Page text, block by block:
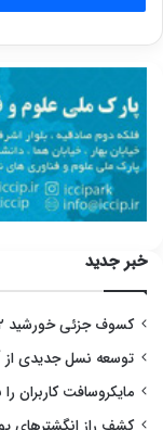
خبر جدید
کسوف جزئی خورشید ۱۲ اوت رخ می‌دهد
توسعه نسل جدیدی از
مایکروسافت